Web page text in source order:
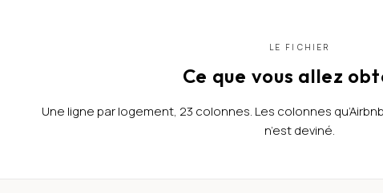
LE FICHIER
Ce que vous allez
Une ligne par logement, 23 colonnes. Les colonnes
n’est deviné.